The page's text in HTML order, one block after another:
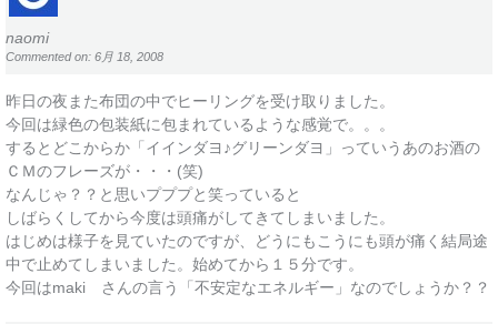
naomi
Commented on: 6月 18, 2008
昨日の夜また布団の中でヒーリングを受け取りました。
今回は緑色の包装紙に包まれているような感覚で。。。
するとどこからか「イインダヨ♪グリーンダヨ」っていうあのお酒の
ＣＭのフレーズが・・・(笑)
なんじゃ？？と思いプププと笑っていると
しばらくしてから今度は頭痛がしてきてしまいました。
はじめは様子を見ていたのですが、どうにもこうにも頭が痛く結局途
中で止めてしまいました。始めてから１５分です。
今回はmaki さんの言う「不安定なエネルギー」なのでしょうか？？